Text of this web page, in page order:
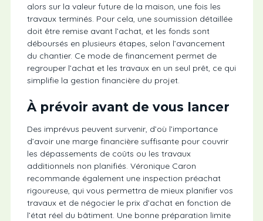
alors sur la valeur future de la maison, une fois les
travaux terminés. Pour cela, une soumission détaillée
doit être remise avant l’achat, et les fonds sont
déboursés en plusieurs étapes, selon l’avancement
du chantier. Ce mode de financement permet de
regrouper l’achat et les travaux en un seul prêt, ce qui
simplifie la gestion financière du projet.
À prévoir avant de vous lancer
Des imprévus peuvent survenir, d’où l’importance
d’avoir une marge financière suffisante pour couvrir
les dépassements de coûts ou les travaux
additionnels non planifiés. Véronique Caron
recommande également une inspection préachat
rigoureuse, qui vous permettra de mieux planifier vos
travaux et de négocier le prix d’achat en fonction de
l’état réel du bâtiment. Une bonne préparation limite